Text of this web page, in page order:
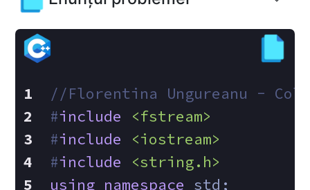
//Florentina Ungureanu -
#include
<fstream>
#include
<iostream>
#include
<string.h>
using namespace std;